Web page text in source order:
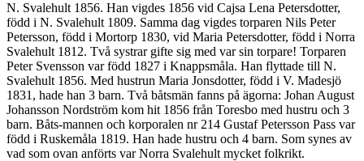
N. Svalehult 1856. Han vigdes 1856 vid Cajsa Lena Petersdotter,
född i N. Svalehult 1809. Samma dag vigdes torparen Nils Peter
Petersson, född i Mortorp 1830, vid Maria Petersdotter, född i Norra
Svalehult 1812. Två systrar gifte sig med var sin torpare! Torparen
Peter Svensson var född 1827 i Knappsmåla. Han flyttade till N.
Svalehult 1856. Med hustrun Maria Jonsdotter, född i V. Madesjö
1831, hade han 3 barn. Två båtsmän fanns på ägorna: Johan August
Johansson Nordström kom hit 1856 från Toresbo med hustru och 3
barn. Båts-mannen och korporalen nr 214 Gustaf Petersson Pass var
född i Ruskemåla 1819. Han hade hustru och 4 barn. Som synes av
vad som ovan anförts var Norra Svalehult mycket folkrikt.